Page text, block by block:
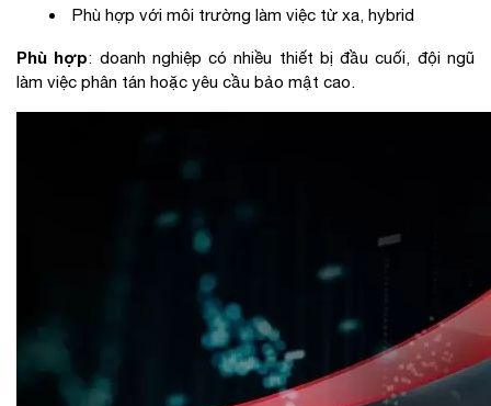
Phù hợp với môi trường làm việc từ xa, hybrid
Phù hợp: doanh nghiệp có nhiều thiết bị đầu cuối, đội ngũ
làm việc phân tán hoặc yêu cầu bảo mật cao.